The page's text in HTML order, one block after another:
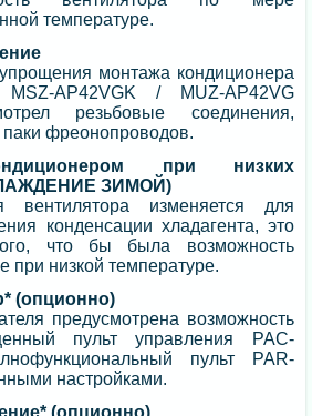
температуре.
монтажа кондиционера
AP42VGK / MUZ-AP42VG
резьбовые соединения,
фреонопроводов.
при низких
ЗИМОЙ)
вентилятора изменяется для
конденсации хладагента, это
что бы была возможность
при низкой температуре.
(опционно)
предусмотрена возможность
пульт управления PAC-
пульт PAR-
настройками.